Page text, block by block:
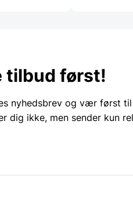
tilbud først!
nyhedsbrev og vær først
dig ikke, men sender kun